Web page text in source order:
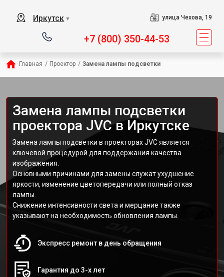
Иркутск ▼ улица Чехова, 19
+7 (800) 350-44-53
Главная / Проектор / Замена лампы подсветки
Замена лампы подсветки
проектора JVC в Иркутске
Замена лампы подсветки в проекторах JVC является
ключевой процедурой для поддержания качества
изображения.
Основными причинами для замены служат ухудшение
яркости, изменение цветопередачи или полный отказ
лампы.
Снижение интенсивности света и мерцание также
указывают на необходимость обновления лампы.
Экспресс ремонт в день обращения
Гарантия до 3-х лет